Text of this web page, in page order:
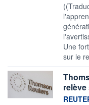
Une
sur le